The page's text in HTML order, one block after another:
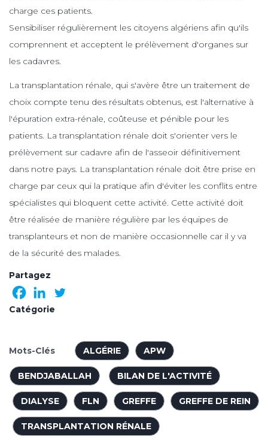
charge ces patients.
Sensibiliser régulièrement les citoyens algériens afin qu'ils
comprennent et acceptent le prélèvement d'organes sur
les cadavres.
La transplantation rénale, qui s'avère être un traitement de
choix compte tenu des résultats obtenus, est l'alternative à
l'épuration extra-rénale, coûteuse et pénible pour les
patients. La transplantation rénale doit s'orienter vers le
prélèvement sur cadavre afin de l'asseoir définitivement
dans notre pays. La transplantation rénale doit être prise en
charge par ceux qui la pratique afin d'éviter les conflits entre
spécialistes qui bloquent cette activité. Cette activité doit
être réalisée de manière régulière par les équipes de
transplanteurs et non de manière occasionnelle car il y va
de la sécurité des malades.
Partagez
Catégorie
Mots-Clés ALGÉRIE APW
BENDJABALLAH BILAN DE L'ACTIVITÉ
DIALYSE FLN GREFFE GREFFE DE REIN
TRANSPLANTATION RÉNALE